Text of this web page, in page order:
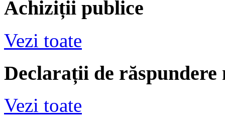
Achiziții publice
Vezi toate
Declarații de răspundere
Vezi toate